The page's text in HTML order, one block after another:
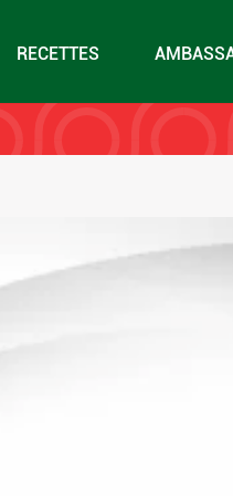
RECETTES – 5